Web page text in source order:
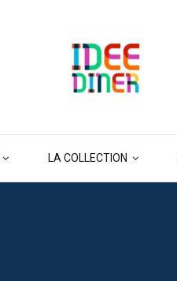
LA COLLECTION